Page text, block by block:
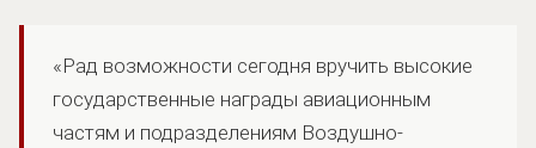
«Рад возможности сегодня вручить высокие
государственные награды авиационным
частям и подразделениям Воздушно-